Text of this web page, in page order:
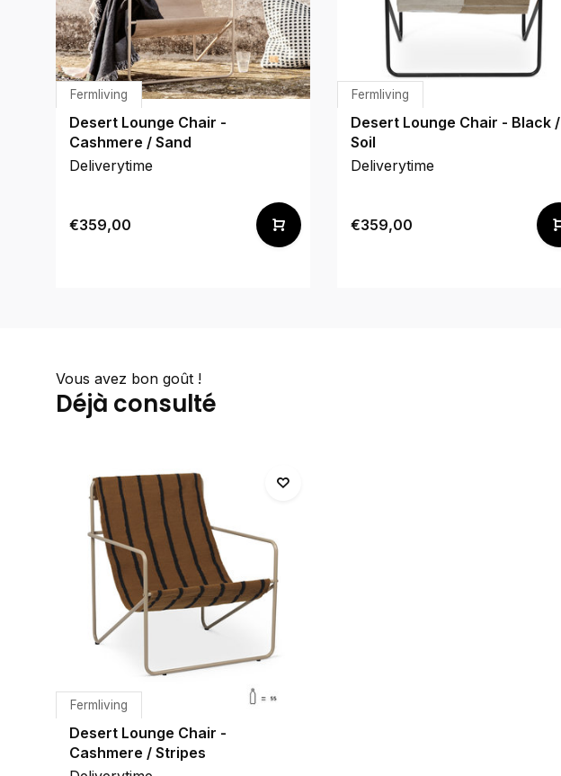
Fermliving
Desert Lounge Chair -
Cashmere / Sand
Deliverytime
€359,00
Fermliving
Desert Lounge Chair - Black /
Soil
Deliverytime
€359,00
Vous avez bon goût !
Déjà consulté
Fermliving
Desert Lounge Chair -
Cashmere / Stripes